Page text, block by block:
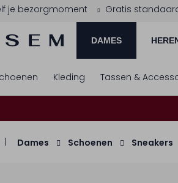
je bezorgmoment Gratis
DAMES
Kleding Tassen &
Dames Schoenen Sneakers